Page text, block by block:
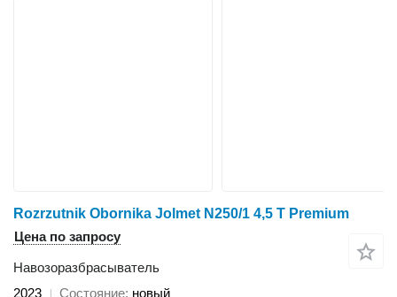
Rozrzutnik Obornika Jolmet N250/1 4,5 T Premium
Цена по запросу
Навозоразбрасыватель
2023
Состояние новый